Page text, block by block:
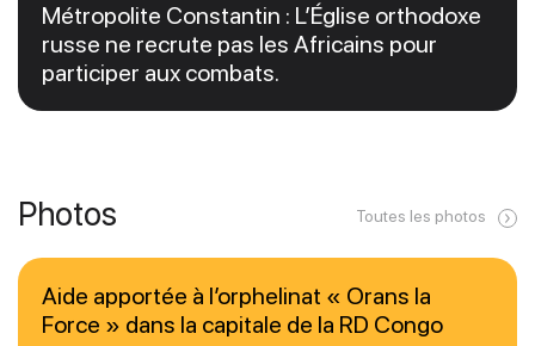
Métropolite Constantin : L’Église orthodoxe
russe ne recrute pas les Africains pour
participer aux combats.
Photos Toutes les photos
Aide apportée à l’orphelinat « Orans la
Force » dans la capitale de la RD Congo